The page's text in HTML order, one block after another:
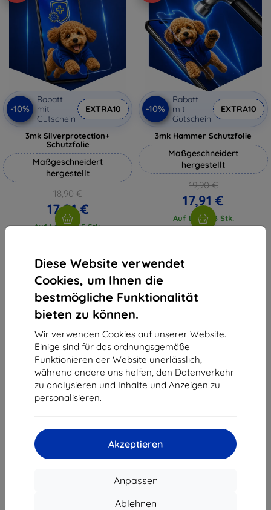
Diese Website verwendet
Cookies, um Ihnen die
bestmögliche Funktionalität
bieten zu können.
Wir verwenden Cookies auf unserer Website.
Einige sind für das ordnungsgemäße
Funktionieren der Website unerlässlich,
während andere uns helfen, den Datenverkehr
zu analysieren und Inhalte und Anzeigen zu
personalisieren.
Akzeptieren
Anpassen
Ablehnen
-10%
Rabatt
mit
Gutschein
EXTRA10
3mk Silverprotection+
Schutzfolie
Maßgeschneidert
hergestellt
18,90 €
17,01 €
Auf Lager > 5 Stk.
-10%
Rabatt
mit
Gutschein
EXTRA10
3mk Hammer Schutzfolie
Maßgeschneidert
hergestellt
19,90 €
17,91 €
Auf Lager 3 Stk.
vom ganzen
Shield-Sk s.r.o.
Unternehmens-ID:
46701494
USt-IdNr.:SK2023549671